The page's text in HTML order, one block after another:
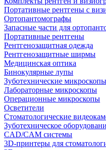
Портативные рентгены с
Ортопантомографы
Запасные части для
Портативные рентгены
Рентгенозащитная одежда
Рентгенозащитные ширмы
Медицинская оптика
Бинокулярные лупы
Зуботехнические
Лабораторные микроскопы
Операционные микроскопы
Осветители
Стоматологические
Зуботехническое
CAD/CAM системы
3D-принтеры для